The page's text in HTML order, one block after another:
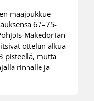
maajoukkue
67–75-
Makedonian
ottelun alkua
pisteellä, mutta
rinnalle ja